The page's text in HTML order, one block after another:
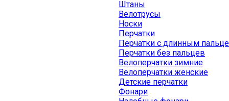
Штаны
Велотрусы
Носки
Перчатки
Перчатки с длинным
Перчатки без пальцев
Велоперчатки зимние
Велоперчатки женские
Детские перчатки
Фонари